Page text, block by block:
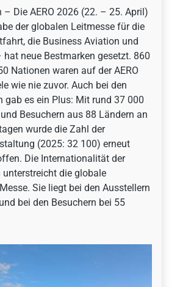
– Die AERO 2026 (22. – 25. April)
der globalen Leitmesse für die
die Business Aviation und
neue Bestmarken gesetzt. 860
Nationen waren auf der AERO
wie nie zuvor. Auch bei den
gab es ein Plus: Mit rund 37 000
Besuchern aus 88 Ländern an
wurde die Zahl der
(2025: 32 100) erneut
Die Internationalität der
unterstreicht die globale
Sie liegt bei den Ausstellern
bei den Besuchern bei 55